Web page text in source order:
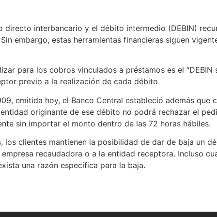
directo interbancario y el débito intermedio (DEBIN)
embargo, estas herramientas financieras siguen
para los cobros vinculados a préstamos es el “DEBIN
previo a la realización de cada débito.
emitida hoy, el Banco Central estableció además que
originante de ese débito no podrá rechazar el
sin importar el monto dentro de las 72 horas hábiles.
los clientes mantienen la posibilidad de dar de baja un
recaudadora o a la entidad receptora. Incluso
una razón específica para la baja.